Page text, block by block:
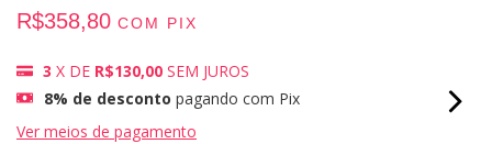
R$358,80 COM PIX
3 X DE R$130,00 SEM JUROS
8% de desconto pagando com Pix
Ver meios de pagamento